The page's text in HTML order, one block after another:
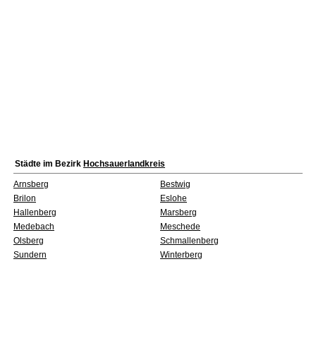
Städte im Bezirk Hochsauerlandkreis
Arnsberg
Bestwig
Brilon
Eslohe
Hallenberg
Marsberg
Medebach
Meschede
Olsberg
Schmallenberg
Sundern
Winterberg